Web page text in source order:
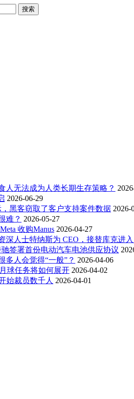
人无法成为人类长期生存策略？
2026-06-29
，黑客窃取了客户支持案件数据 2026-
难？ 2026-05-27
收购Manus 2026-04-27
深人士特纳斯为 CEO，接替库克进入
签署首份电动汽车电池供应协议
多人会觉得“一般”？ 2026-04-06
球任务将如何展开 2026-04-02
始裁员数千人 2026-04-01